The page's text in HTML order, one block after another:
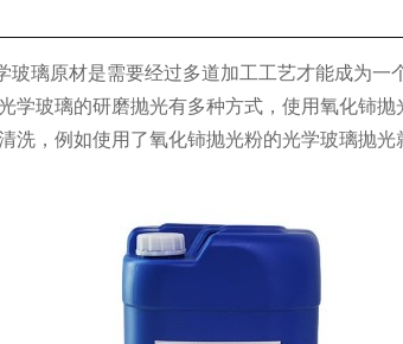
玻璃原材是需要经过多道加工工艺才能成为
学玻璃的研磨抛光有多种方式，使用氧化铈
洗，例如使用了氧化铈抛光粉的光学玻璃抛光